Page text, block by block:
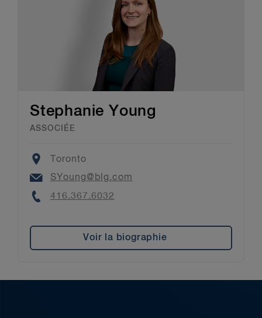
Stephanie Young
ASSOCIÉE
Location
Toronto
Email
SYoung@blg.com
Phone
416.367.6032
Voir la biographie